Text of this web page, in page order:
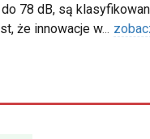
78 dB, są
że innowacje w...